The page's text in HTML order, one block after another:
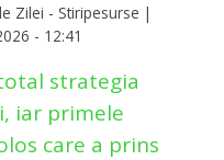
Zilei - Stiripesurse |
- 12:41
strategia
iar primele
care a prins